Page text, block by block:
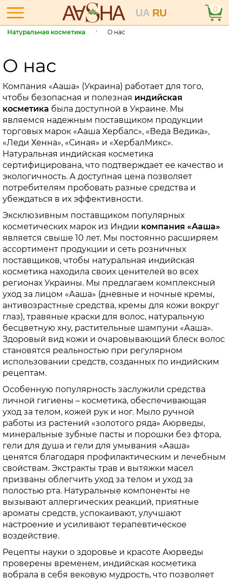
UA RU 0
Натуральная косметика О нас
О нас
Компания «Ааша» (Украина) работает для того,
чтобы безопасная и полезная индийская
косметика была доступной в Украине. Мы
являемся надежным поставщиком продукции
торговых марок «Ааша Хербалс», «Веда Ведика»,
«Леди Хенна», «Синая» и «ХербалМикс».
Натуральная индийская косметика
сертифицирована, что подтверждает ее качество и
экологичность. А доступная цена позволяет
потребителям пробовать разные средства и
убеждаться в их эффективности.
Эксклюзивным поставщиком популярных
косметических марок из Индии компания «Ааша»
является свыше 10 лет. Мы постоянно расширяем
ассортимент продукции и сеть розничных
поставщиков, чтобы натуральная индийская
косметика находила своих ценителей во всех
регионах Украины. Мы предлагаем комплексный
уход за лицом «Ааша» (дневные и ночные кремы,
антивозрастные средства, кремы для кожи вокруг
глаз), травяные краски для волос, натуральную
бесцветную хну, растительные шампуни «Ааша».
Здоровый вид кожи и очаровывающий блеск волос
становятся реальностью при регулярном
использовании средств, созданных по индийским
рецептам.
Особенную популярность заслужили средства
личной гигиены – косметика, обеспечивающая
уход за телом, кожей рук и ног. Мыло ручной
работы из растений «золотого ряда» Аюрведы,
минеральные зубные пасты и порошки без фтора,
гели для душа и гели для умывания «Ааша»
ценятся благодаря профилактическим и лечебным
свойствам. Экстракты трав и вытяжки масел
призваны облегчить уход за телом и уход за
полостью рта. Натуральные компоненты не
вызывают аллергических реакций, приятные
ароматы средств, успокаивают, улучшают
настроение и усиливают терапевтическое
воздействие.
Рецепты науки о здоровье и красоте Аюрведы
проверены временем, индийская косметика
вобрала в себя вековую мудрость, что позволяет